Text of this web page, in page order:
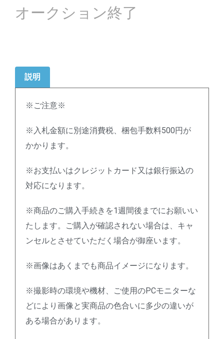
説明
※ご注意※
※入札金額に別途消費税、梱包手数料500円が
かかります。
※お支払いはクレジットカード又は銀行振込の
対応になります。
※商品のご購入手続きを1週間後までにお願いい
たします。ご購入が確認されない場合は、キャ
ンセルとさせていただく場合が御座います。
※画像はあくまでも商品イメージになります。
※撮影時の環境や機材、ご使用のPCモニターな
どにより画像と実商品の色合いに多少の違いが
ある場合があります。